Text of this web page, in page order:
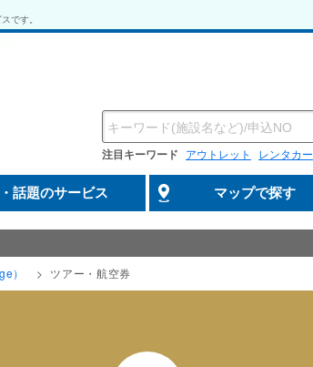
です。
注目キーワード アウトレット レンタカー
話題のサービス マップで探す
） ツアー・航空券